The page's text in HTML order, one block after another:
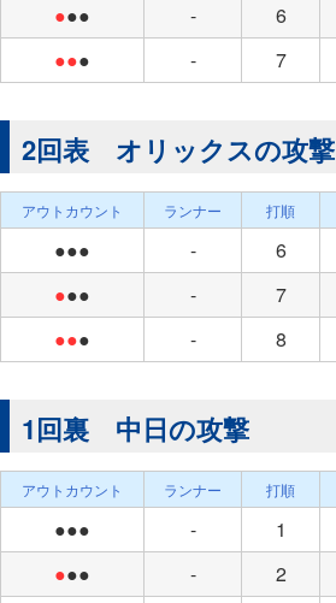
●●● - 6
●●● - 7
2回表 オリックスの攻撃
アウトカウント ランナー 打順
●●● - 6
●●● - 7
●●● - 8
1回裏 中日の攻撃
アウトカウント ランナー 打順
●●● - 1
●●● - 2